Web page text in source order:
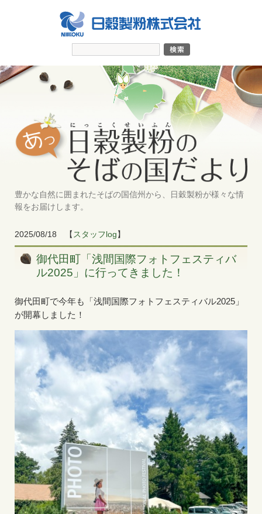
豊かな自然に囲まれたそばの国信州から、日穀製粉が様々な情
報をお届けします。
2025/08/18 【 スタッフlog】
御代田町「浅間国際フォトフェスティバ
ル2025」に行ってきました！
御代田町で今年も「浅間国際フォトフェスティバル2025」
が開幕しました！